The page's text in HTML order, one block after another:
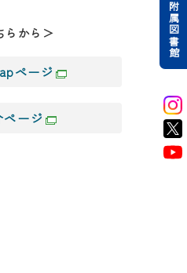
らから＞
ページ
ージ
附属図書館